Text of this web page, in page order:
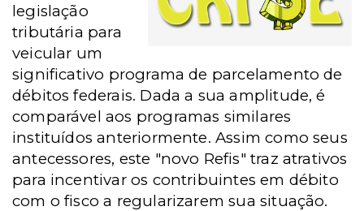
legislação
tributária para
veicular um
significativo programa de parcelamento de
débitos federais. Dada a sua amplitude, é
comparável aos programas similares
instituídos anteriormente. Assim como seus
antecessores, este "novo Refis" traz atrativos
para incentivar os contribuintes em débito
com o fisco a regularizarem sua situação.